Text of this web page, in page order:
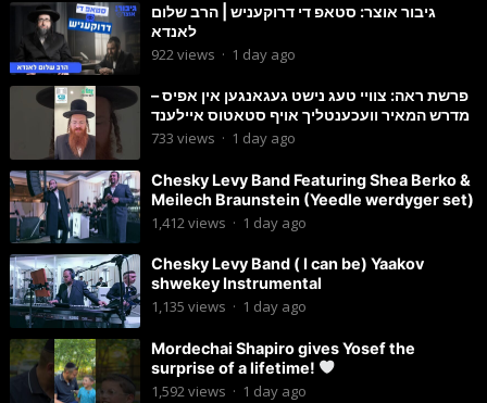
גיבור אוצר: סטאפ די דרוקעניש | הרב שלום
לאנדא
922views · 1 day ago
פרשת ראה: צוויי טעג נישט געגאנגען אין אפיס –
מדרש המאיר וועכענטליך אויף סטאטוס איילענד
733 views · 1 day ago
Chesky Levy Band Featuring Shea Berko &
Meilech Braunstein (Yeedle werdyger set)
1,412views · 1 day ago
Chesky Levy Band ( I can be) Yaakov
shwekey Instrumental
1,135 views · 1 day ago
Mordechai Shapiro gives Yosef the
surprise of a lifetime!
1,592views · 1 day ago